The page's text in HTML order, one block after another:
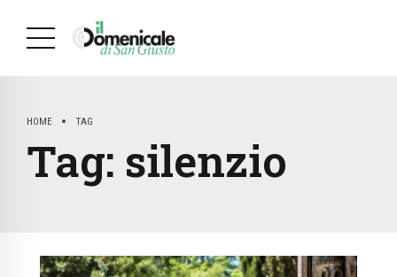
HOME TAG
Tag: silenzio